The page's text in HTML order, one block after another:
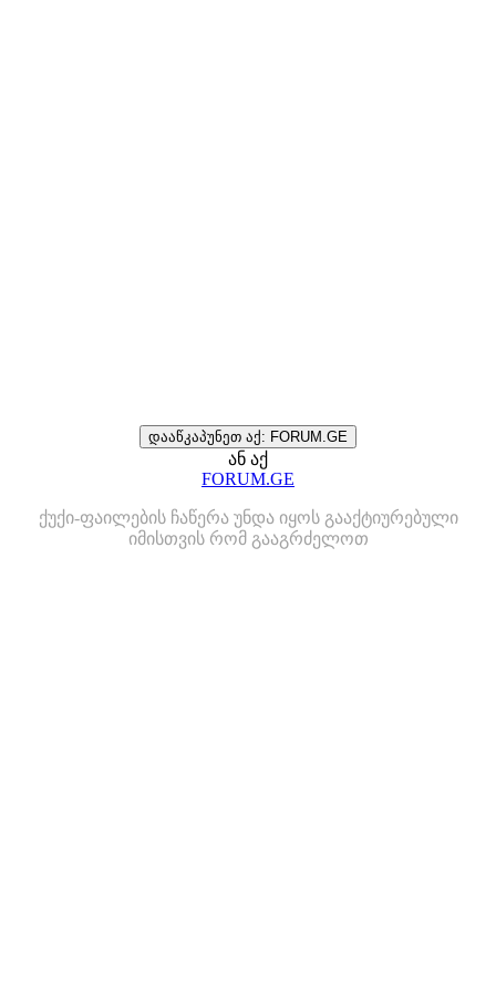
დააწკაპუნეთ აქ: FORUM.GE
ან აქ
FORUM.GE
ქუქი-ფაილების ჩაწერა უნდა იყოს გააქტიურებული
იმისთვის რომ გააგრძელოთ